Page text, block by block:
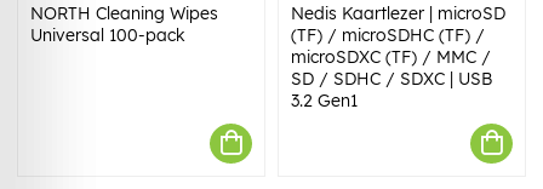
NORTH Cleaning Wipes
Universal 100-pack
Nedis Kaartlezer | microSD
(TF) / microSDHC (TF) /
microSDXC (TF) / MMC /
SD / SDHC / SDXC | USB
3.2 Gen1